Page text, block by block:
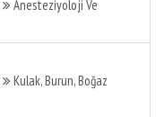
Anesteziyoloji Ve
Kulak, Burun, Boğaz